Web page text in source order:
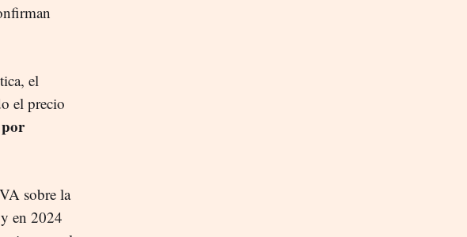
el
el precio
sobre la
en 2024